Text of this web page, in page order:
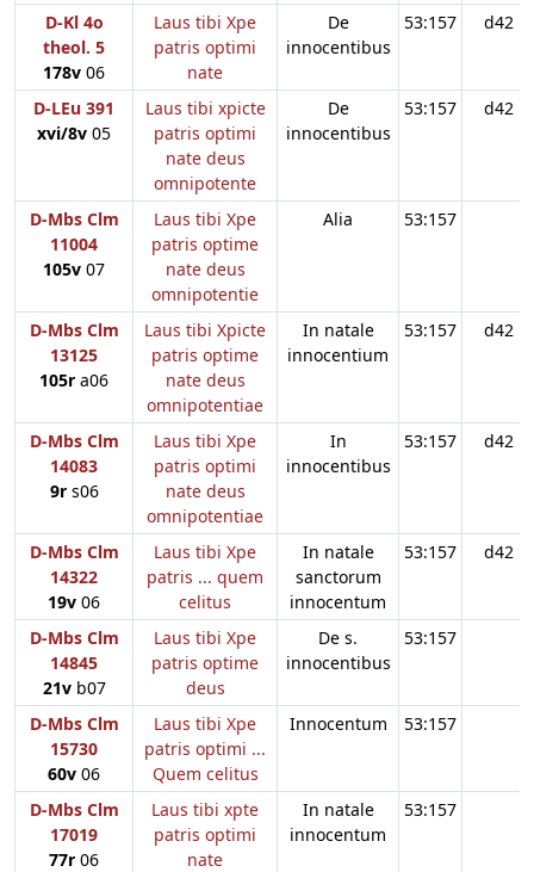
D-Kl 4o
theol. 5
178v 06
Laus tibi Xpe
patris optimi
nate
De
innocentibus
53:157 d42
D-LEu 391
xvi/8v 05
Laus tibi xpicte
patris optimi
nate deus
omnipotente
De
innocentibus
53:157 d42
D-Mbs Clm
11004
105v 07
Laus tibi Xpe
patris optime
nate deus
omnipotentie
Alia 53:157
D-Mbs Clm
13125
105r a06
Laus tibi Xpicte
patris optime
nate deus
omnipotentiae
In natale
innocentium
53:157 d42
D-Mbs Clm
14083
9rs06
Laus tibi Xpe
patris optimi
nate deus
omnipotentiae
In
innocentibus
53:157 d42
D-Mbs Clm
14322
19v 06
Laus tibi Xpe
patris ... quem
celitus
In natale
sanctorum
innocentum
53:157 d42
D-Mbs Clm
14845
21vb07
Laus tibi Xpe
patris optime
deus
De s.
innocentibus
53:157
D-Mbs Clm
15730
60v 06
Laus tibi Xpe
patris optimi ...
Quem celitus
Innocentum 53:157
D-Mbs Clm
17019
77r 06
Laus tibi xpte
patris optimi
nate
In natale
innocentum
53:157